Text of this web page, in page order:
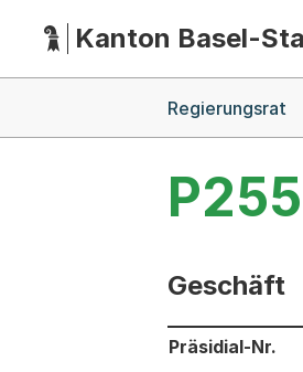
HauptnavigationKanton Basel-
Regierungsrat
Geschäft
Informationen
Präsidial-Nr.